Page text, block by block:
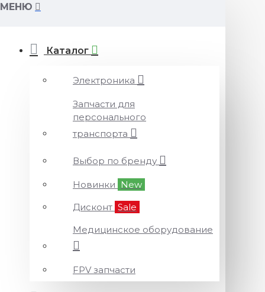
МЕНЮ
Каталог
Электроника
Запчасти для
персонального
транспорта
Выбор по бренду
Новинки
New
Дисконт Sale
Медицинское оборудование
FPV запчасти